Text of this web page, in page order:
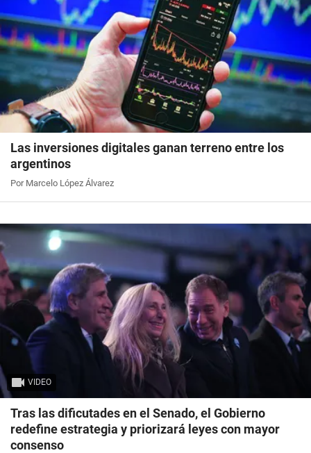
Las inversiones digitales ganan terreno entre los
argentinos
Por Marcelo López Álvarez
VIDEO
Tras las dificutades en el Senado, el Gobierno
redefine estrategia y priorizará leyes con mayor
consenso